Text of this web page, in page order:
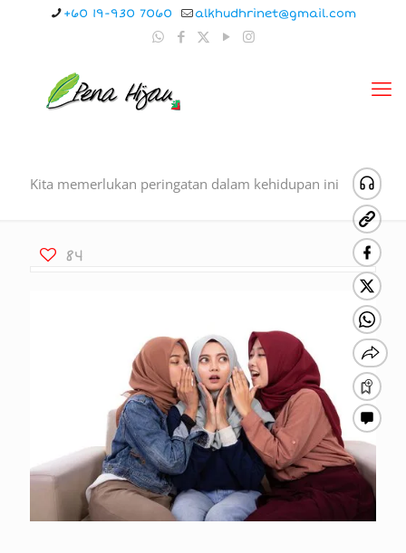
+60 19-930 7060 alkhudhrinet@gmail.com
Kita memerlukan peringatan dalam kehidupan ini
84